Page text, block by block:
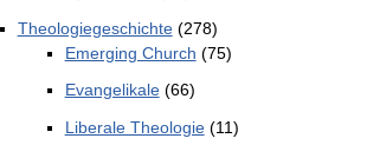
Theologiegeschichte(278)
Emerging Church (75)
Evangelikale(66)
Liberale Theologie(11)